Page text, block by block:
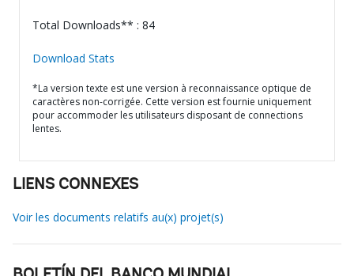
Total Downloads** : 84
Download Stats
*La version texte est une version à reconnaissance optique de
caractères non-corrigée. Cette version est fournie uniquement
pour accommoder les utilisateurs disposant de connections
lentes.
LIENS CONNEXES
Voir les documents relatifs au(x) projet(s)